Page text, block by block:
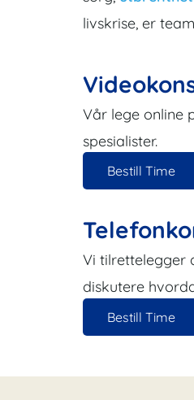
livskrise, er
Vår lege online
spesialister.
Bestill Time
Vi tilrettelegger
diskutere
Bestill Time